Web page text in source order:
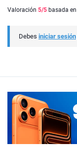
Valoración 5/5 basada en
Debes iniciar sesión